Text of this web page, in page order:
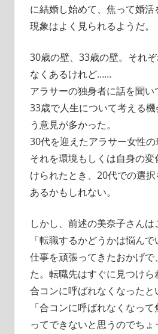
に結婚し始めて、焦って婚活
現象はよく見られるようだ。
30歳の壁、33歳の壁。それ
なくあるけれど……
アラサーの独身者に話を聞い
33歳で人生について考える
う意見が多かった。
30代を迎えたアラサー女性の
それを環境もしくは自身の
けられたとき、20代での選
あるかもしれない。
しかし、前述の美奈子さんは
「転職するかどうかは悩ん
仕事を頑張ってきたおかげで
た。転職先はすぐに見つけら
合コンに呼ばれなくなったと
「合コンに呼ばれなくなっ
ってできないと思うのでち